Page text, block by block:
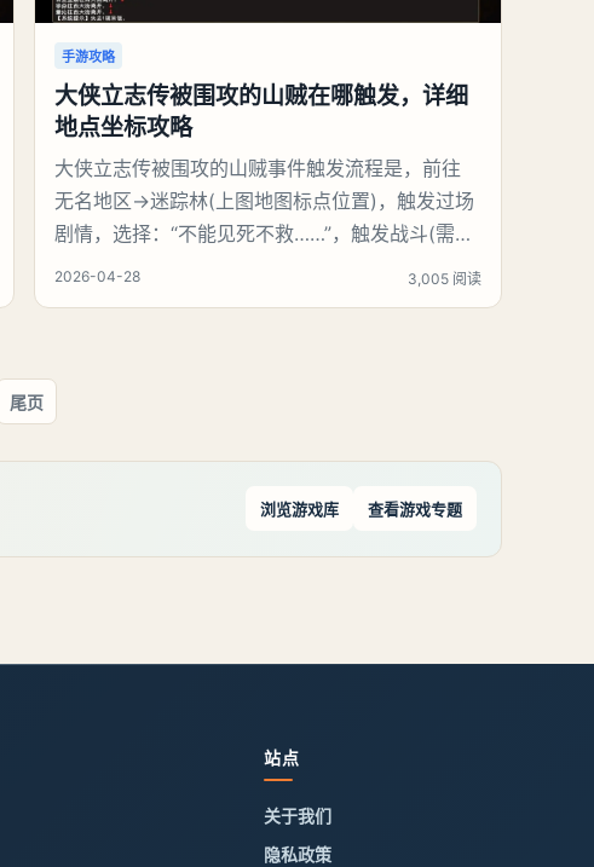
手游攻略
大侠立志传被围攻的山贼在哪触发，详细
地点坐标攻略
大侠立志传被围攻的山贼事件触发流程是，前往
无名地区→迷踪林(上图地图标点位置)，触发过场
剧情，选择：“不能见死不救……”，触发战斗(需要
打4只野猪)，打赢野猪后，触发过场剧情，我们会
2026-04-28 3,005 阅读
尾页
浏览游戏库 查看游戏专题
站点
关于我们
隐私政策